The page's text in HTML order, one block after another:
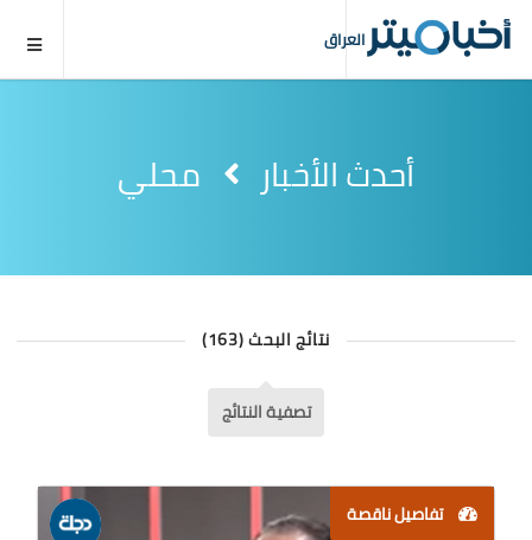
العراق
أحدث الأخبار محلي
نتائج البحث (163)
تصفية النتائج
تفاصيل ناقصة